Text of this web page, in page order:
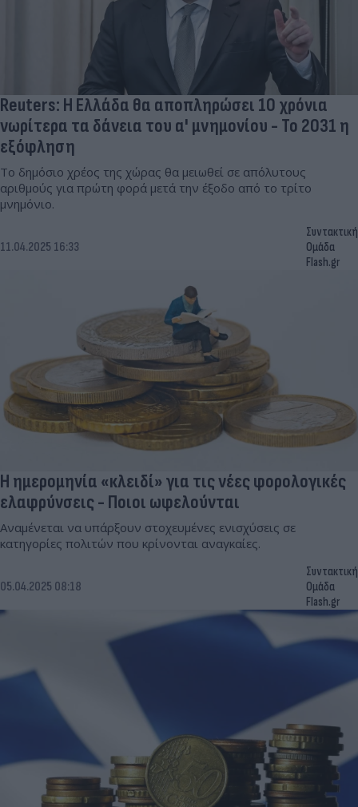
Reuters: Η Ελλάδα θα αποπληρώσει 10 χρόνια
νωρίτερα τα δάνεια του α' μνημονίου - Το 2031 η
εξόφληση
Το δημόσιο χρέος της χώρας θα μειωθεί σε απόλυτους
αριθμούς για πρώτη φορά μετά την έξοδο από το τρίτο
μνημόνιο.
11.04.2025 16:33
Συντακτική
Ομάδα
Flash.gr
Η ημερομηνία «κλειδί» για τις νέες φορολογικές
ελαφρύνσεις - Ποιοι ωφελούνται
Αναμένεται να υπάρξουν στοχευμένες ενισχύσεις σε
κατηγορίες πολιτών που κρίνονται αναγκαίες.
05.04.2025 08:18
Συντακτική
Ομάδα
Flash.gr